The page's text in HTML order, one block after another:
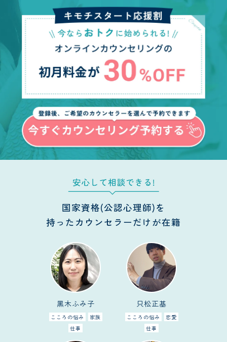
国家資格(公認心理師)を
持ったカウンセラーだけが在籍
黑木ふみ子
こころの悩み
家族
仕事
只松正基
こころの悩み
恋愛
仕事